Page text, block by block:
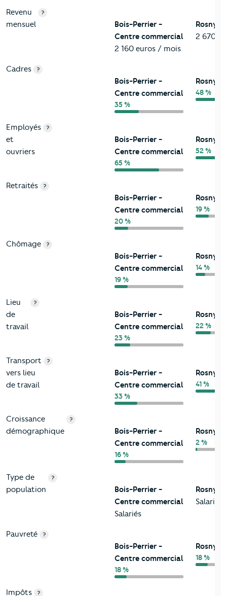
Revenu
mensuel
?
Bois-Perrier -
Centre commercial
2 160 euros / mois
Rosny-
2 670
Cadres ?
Bois-Perrier -
Centre commercial
35 %
Rosny-
48 %
Employés
et
ouvriers
?
Bois-Perrier -
Centre commercial
65 %
Rosny-
52 %
Retraités ?
Bois-Perrier -
Centre commercial
20 %
Rosny-
19 %
Chômage ?
Bois-Perrier -
Centre commercial
19 %
Rosny-
14 %
Lieu
de
travail
?
Bois-Perrier -
Centre commercial
23 %
Rosny-
22 %
Transport
vers lieu
de travail
?
Bois-Perrier -
Centre commercial
33 %
Rosny-
41 %
Croissance
démographique
?
Bois-Perrier -
Centre commercial
16 %
Rosny-
2 %
Type de
population
?
Bois-Perrier -
Centre commercial
Salariés
Rosny-
Salariés
Pauvreté ?
Bois-Perrier -
Centre commercial
18 %
Rosny-
18 %
Impôts ?